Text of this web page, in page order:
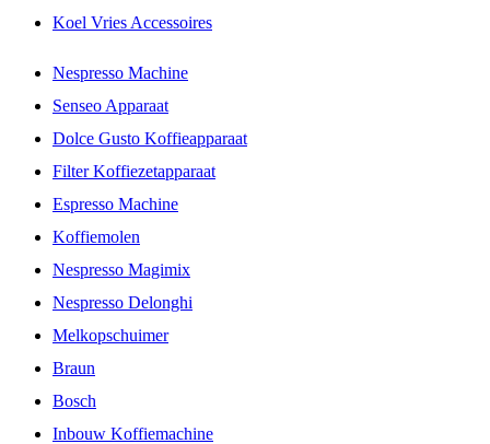
Koel Vries Accessoires
Nespresso Machine
Senseo Apparaat
Dolce Gusto Koffieapparaat
Filter Koffiezetapparaat
Espresso Machine
Koffiemolen
Nespresso Magimix
Nespresso Delonghi
Melkopschuimer
Braun
Bosch
Inbouw Koffiemachine